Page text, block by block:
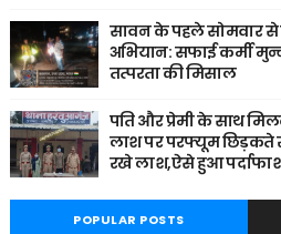
सावन के पहले सोमवार से
अभियान: सफाई कर्मी
तत्परता की मिसाल
पति और प्रेमी के साथ
लाश पर परफ्यूम छिड़कते
रखे लाश,ऐसे हुआ पर्दाफाश
POPULAR POSTS